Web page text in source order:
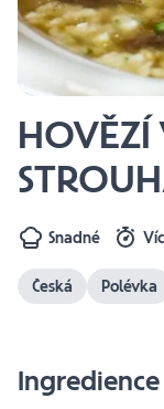
HOVĚZÍ
Snadné
Česká Polévka
Ingredience